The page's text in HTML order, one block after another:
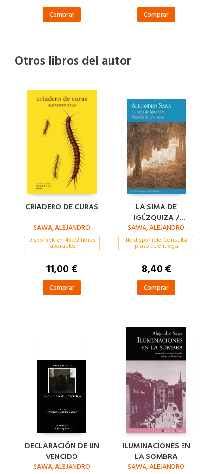
Comprar Comprar
Otros libros del autor
CRIADERO DE CURAS
SAWA, ALEJANDRO
Disponible en 48/72 horas
laborables
11,00 €
Comprar
LA SIMA DE
IGÚZQUIZA /
HISTORIA DE UNA
REINA
SAWA, ALEJANDRO
No disponible. Consulta
plazo de entrega
8,40 €
Comprar
DECLARACIÓN DE UN
VENCIDO
SAWA, ALEJANDRO
ILUMINACIONES EN
LA SOMBRA
SAWA, ALEJANDRO